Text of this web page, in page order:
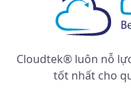
Cloudtek® luôn nỗ
tốt nhất cho